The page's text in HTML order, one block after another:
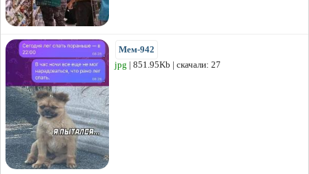
Мем-942
jpg | 851.95Kb | скачали: 27